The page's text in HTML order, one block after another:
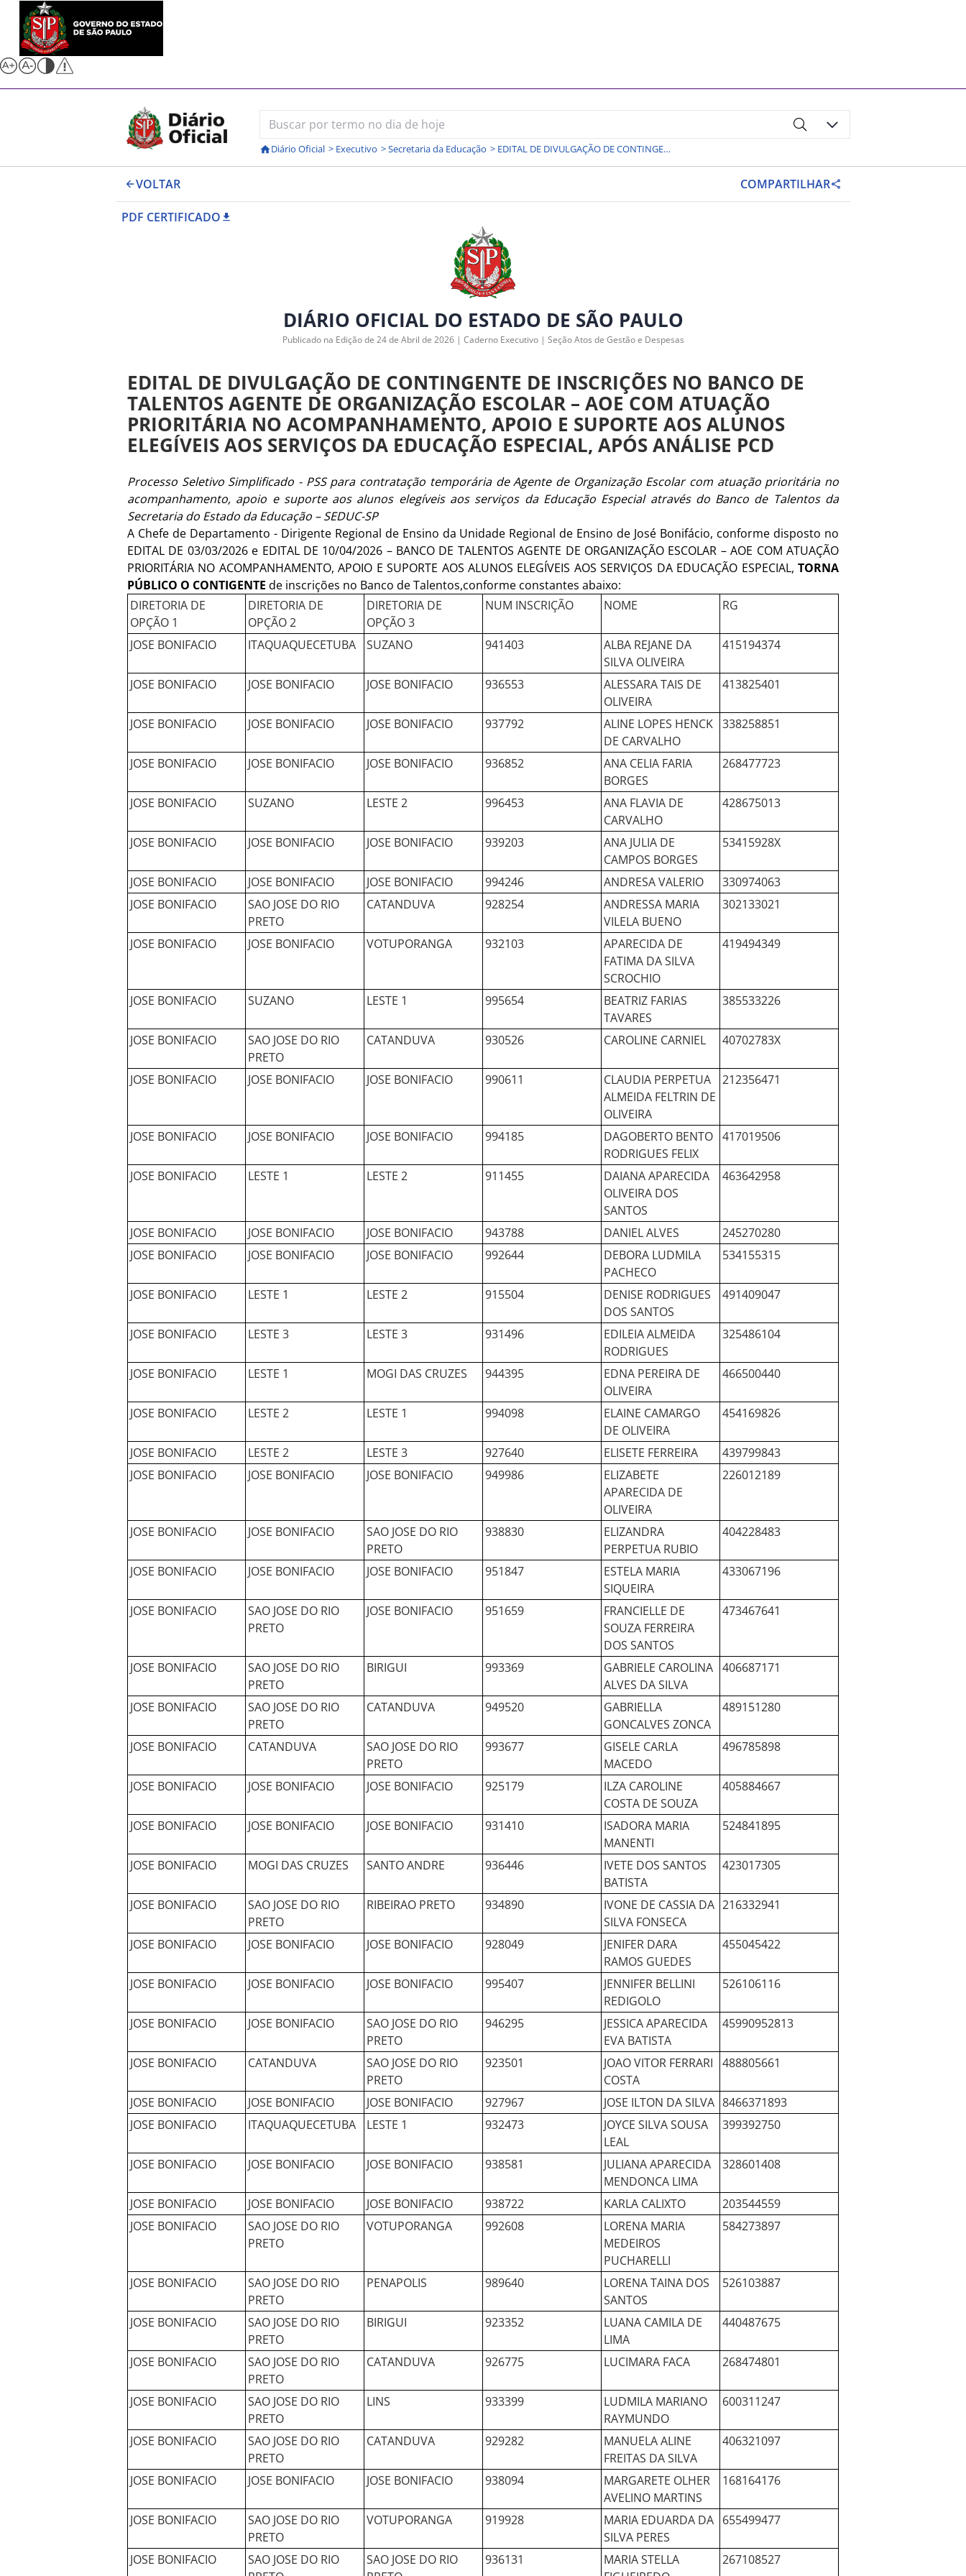
Diário Oficial > Executivo >Secretaria da Educação > EDITAL DE DIVULGAÇÃO DE CONTINGENTE DE INSCRIÇÕES NO BANCO DE TALENTOS AGENTE DE ORGANIZAÇÃO ESCOLAR – AOE COM ATUAÇÃO PRIORITÁRIA NO ACOMPANHAMENTO, APOIO E SUPORTE AOS ALUNOS ELEGÍVEIS AOS SERVIÇOS DA EDUCAÇÃO ESPECIAL, APÓS ANÁLISE PCD
VOLTAR COMPARTILHAR
PDF CERTIFICADO
DIÁRIO OFICIAL DO ESTADO DE SÃO PAULO
Publicado na Edição de 24 de Abril de 2026 | Caderno Executivo | Seção Atos de Gestão e Despesas
EDITAL DE DIVULGAÇÃO DE CONTINGENTE DE INSCRIÇÕES NO BANCO DE
TALENTOS AGENTE DE ORGANIZAÇÃO ESCOLAR – AOE COM ATUAÇÃO
PRIORITÁRIA NO ACOMPANHAMENTO, APOIO E SUPORTE AOS ALUNOS
ELEGÍVEIS AOS SERVIÇOS DA EDUCAÇÃO ESPECIAL, APÓS ANÁLISE PCD
Processo Seletivo Simplificado - PSS para contratação temporária de Agente de Organização Escolar com atuação prioritária no
acompanhamento, apoio e suporte aos alunos elegíveis aos serviços da Educação Especial através do Banco de Talentos da
Secretaria do Estado da Educação – SEDUC-SP
A Chefe de Departamento - Dirigente Regional de Ensino da Unidade Regional de Ensino de José Bonifácio, conforme disposto no
EDITAL DE 03/03/2026 e EDITAL DE 10/04/2026 – BANCO DE TALENTOS AGENTE DE ORGANIZAÇÃO ESCOLAR – AOE COM ATUAÇÃO
PRIORITÁRIA NO ACOMPANHAMENTO, APOIO E SUPORTE AOS ALUNOS ELEGÍVEIS AOS SERVIÇOS DA EDUCAÇÃO ESPECIAL, TORNA
PÚBLICO O CONTIGENTE de inscrições no Banco de Talentos,conforme constantes abaixo:
DIRETORIA DE
OPÇÃO 1
DIRETORIA DE
OPÇÃO 2
DIRETORIA DE
OPÇÃO 3
NUM INSCRIÇÃO NOME RG
JOSE BONIFACIO ITAQUAQUECETUBA SUZANO 941403
ALBA REJANE DA
SILVA OLIVEIRA
415194374
JOSE BONIFACIO JOSE BONIFACIO JOSE BONIFACIO 936553
ALESSARA TAIS DE
OLIVEIRA
413825401
JOSE BONIFACIO JOSE BONIFACIO JOSE BONIFACIO 937792
ALINE LOPES HENCK
DE CARVALHO
338258851
JOSE BONIFACIO JOSE BONIFACIO JOSE BONIFACIO 936852
ANA CELIA FARIA
BORGES
268477723
JOSE BONIFACIO SUZANO LESTE 2 996453
ANA FLAVIA DE
CARVALHO
428675013
JOSE BONIFACIO JOSE BONIFACIO JOSE BONIFACIO 939203
ANA JULIA DE
CAMPOS BORGES
53415928X
JOSE BONIFACIO JOSE BONIFACIO JOSE BONIFACIO 994246 ANDRESA VALERIO
330974063
JOSE BONIFACIO
SAO JOSE DO RIO
PRETO
CATANDUVA 928254
ANDRESSA MARIA
VILELA BUENO
302133021
JOSE BONIFACIO JOSE BONIFACIO VOTUPORANGA 932103
APARECIDA DE
FATIMA DA SILVA
SCROCHIO
419494349
JOSE BONIFACIO SUZANO LESTE 1 995654
BEATRIZ FARIAS
TAVARES
385533226
JOSE BONIFACIO
SAO JOSE DO RIO
PRETO
CATANDUVA 930526 CAROLINE CARNIEL 40702783X
JOSE BONIFACIO JOSE BONIFACIO JOSE BONIFACIO 990611
CLAUDIA PERPETUA
ALMEIDA FELTRIN DE
OLIVEIRA
212356471
JOSE BONIFACIO JOSE BONIFACIO JOSE BONIFACIO 994185
DAGOBERTO BENTO
RODRIGUES FELIX
417019506
JOSE BONIFACIO LESTE 1 LESTE 2 911455
DAIANA APARECIDA
OLIVEIRA DOS
SANTOS
463642958
JOSE BONIFACIO JOSE BONIFACIO JOSE BONIFACIO 943788 DANIEL ALVES
245270280
JOSE BONIFACIO
JOSE BONIFACIO JOSE BONIFACIO 992644
DEBORA LUDMILA
PACHECO
534155315
JOSE BONIFACIO LESTE 1 LESTE 2 915504
DENISE RODRIGUES
DOS SANTOS
491409047
JOSE BONIFACIO LESTE 3 LESTE 3 931496
EDILEIA ALMEIDA
RODRIGUES
325486104
JOSE BONIFACIO LESTE 1 MOGI DAS CRUZES 944395
EDNA PEREIRA DE
OLIVEIRA
466500440
JOSE BONIFACIO LESTE 2 LESTE 1 994098
ELAINE CAMARGO
DE OLIVEIRA
454169826
JOSE BONIFACIO LESTE 2 LESTE 3 927640 ELISETE FERREIRA
439799843
JOSE BONIFACIO
JOSE BONIFACIO JOSE BONIFACIO 949986
ELIZABETE
APARECIDA DE
OLIVEIRA
226012189
JOSE BONIFACIO JOSE BONIFACIO
SAO JOSE DO RIO
PRETO
938830
ELIZANDRA
PERPETUA RUBIO
404228483
JOSE BONIFACIO JOSE BONIFACIO JOSE BONIFACIO 951847
ESTELA MARIA
SIQUEIRA
433067196
JOSE BONIFACIO
SAO JOSE DO RIO
PRETO
JOSE BONIFACIO 951659
FRANCIELLE DE
SOUZA FERREIRA
DOS SANTOS
473467641
JOSE BONIFACIO
SAO JOSE DO RIO
PRETO
BIRIGUI 993369
GABRIELE CAROLINA
ALVES DA SILVA
406687171
JOSE BONIFACIO
SAO JOSE DO RIO
PRETO
CATANDUVA 949520
GABRIELLA
GONCALVES ZONCA
489151280
JOSE BONIFACIO CATANDUVA
SAO JOSE DO RIO
PRETO
993677
GISELE CARLA
MACEDO
496785898
JOSE BONIFACIO JOSE BONIFACIO JOSE BONIFACIO 925179
ILZA CAROLINE
COSTA DE SOUZA
405884667
JOSE BONIFACIO JOSE BONIFACIO JOSE BONIFACIO 931410
ISADORA MARIA
MANENTI
524841895
JOSE BONIFACIO MOGI DAS CRUZES SANTO ANDRE 936446
IVETE DOS SANTOS
BATISTA
423017305
JOSE BONIFACIO
SAO JOSE DO RIO
PRETO
RIBEIRAO PRETO 934890
IVONE DE CASSIA DA
SILVA FONSECA
216332941
JOSE BONIFACIO JOSE BONIFACIO JOSE BONIFACIO 928049
JENIFER DARA
RAMOS GUEDES
455045422
JOSE BONIFACIO JOSE BONIFACIO JOSE BONIFACIO 995407
JENNIFER BELLINI
REDIGOLO
526106116
JOSE BONIFACIO JOSE BONIFACIO
SAO JOSE DO RIO
PRETO
946295
JESSICA APARECIDA
EVA BATISTA
45990952813
JOSE BONIFACIO CATANDUVA
SAO JOSE DO RIO
PRETO
923501
JOAO VITOR FERRARI
COSTA
488805661
JOSE BONIFACIO JOSE BONIFACIO JOSE BONIFACIO 927967 JOSE ILTON DA SILVA 8466371893
JOSE BONIFACIO
ITAQUAQUECETUBA LESTE 1 932473
JOYCE SILVA SOUSA
LEAL
399392750
JOSE BONIFACIO JOSE BONIFACIO JOSE BONIFACIO 938581
JULIANA APARECIDA
MENDONCA LIMA
328601408
JOSE BONIFACIO JOSE BONIFACIO JOSE BONIFACIO 938722 KARLA CALIXTO
203544559
JOSE BONIFACIO
SAO JOSE DO RIO
PRETO
VOTUPORANGA 992608
LORENA MARIA
MEDEIROS
PUCHARELLI
584273897
JOSE BONIFACIO
SAO JOSE DO RIO
PRETO
PENAPOLIS 989640
LORENA TAINA DOS
SANTOS
526103887
JOSE BONIFACIO
SAO JOSE DO RIO
PRETO
BIRIGUI 923352
LUANA CAMILA DE
LIMA
440487675
JOSE BONIFACIO
SAO JOSE DO RIO
PRETO
CATANDUVA 926775 LUCIMARA FACA 268474801
JOSE BONIFACIO
SAO JOSE DO RIO
PRETO
LINS 933399
LUDMILA MARIANO
RAYMUNDO
600311247
JOSE BONIFACIO
SAO JOSE DO RIO
PRETO
CATANDUVA 929282
MANUELA ALINE
FREITAS DA SILVA
406321097
JOSE BONIFACIO JOSE BONIFACIO JOSE BONIFACIO 938094
MARGARETE OLHER
AVELINO MARTINS
168164176
JOSE BONIFACIO
SAO JOSE DO RIO
PRETO
VOTUPORANGA 919928
MARIA EDUARDA DA
SILVA PERES
655499477
JOSE BONIFACIO
SAO JOSE DO RIO
SAO JOSE DO RIO
936131
MARIA STELLA
267108527